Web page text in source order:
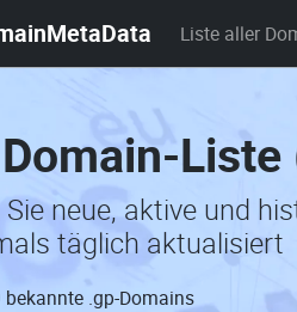
Liste aller
Liste
Sie neue, aktive und
täglich aktualisiert
bekannte .gp-Domains